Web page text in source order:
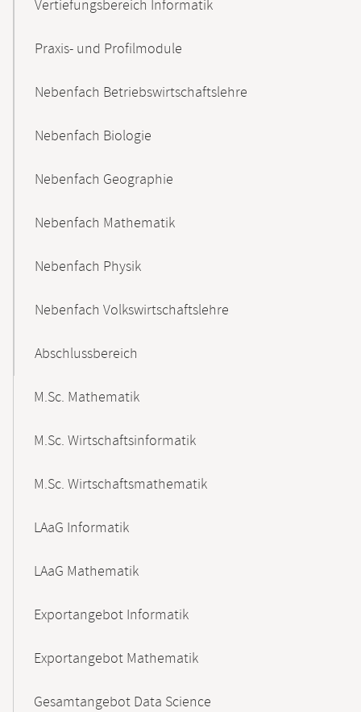
Vertiefungsbereich Informatik
Praxis- und Profilmodule
Nebenfach Betriebswirtschaftslehre
Nebenfach Biologie
Nebenfach Geographie
Nebenfach Mathematik
Nebenfach Physik
Nebenfach Volkswirtschaftslehre
Abschlussbereich
M.Sc. Mathematik
M.Sc. Wirtschaftsinformatik
M.Sc. Wirtschaftsmathematik
LAaG Informatik
LAaG Mathematik
Exportangebot Informatik
Exportangebot Mathematik
Gesamtangebot Data Science